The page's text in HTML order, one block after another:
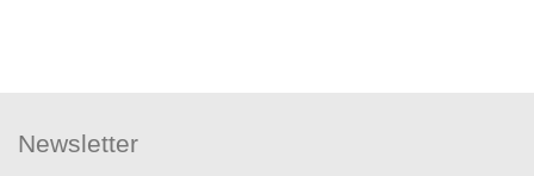
Newsletter